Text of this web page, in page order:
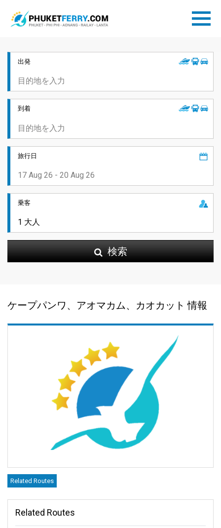
出発
到着
旅行日
乗客
検索
ケープパンワ、アオマカム、カオカット 情報
Related Routes
Related Routes